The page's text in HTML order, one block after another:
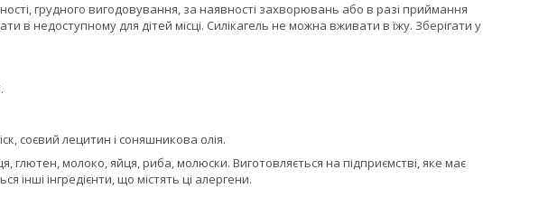
грудного вигодовування, за наявності захворювань або в разі приймання
в недоступному для дітей місці. Силікагель не можна вживати в їжу. Зберігати у
соєвий лецитин і соняшникова олія.
молоко, яйця, риба, молюски. Виготовляється на підприємстві, яке має
інші інгредієнти, що містять ці алергени.